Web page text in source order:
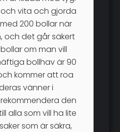
vita och gjorda
200 bollar när
och det går säkert
om man vill
bollhav är 90
kommer att roa
vänner i
den
alla som vill ha lite
som är säkra,